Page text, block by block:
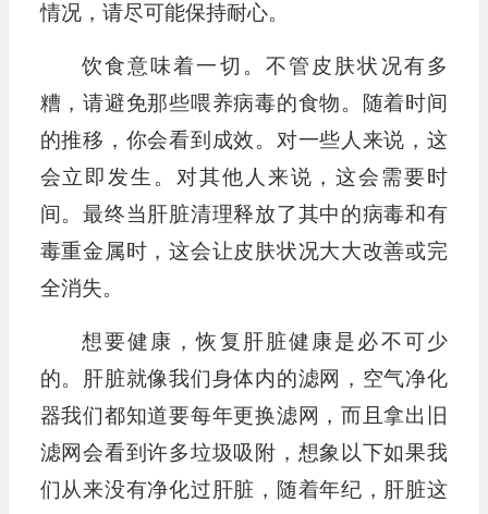
情况，请尽可能保持耐心。
饮食意味着一切。不管皮肤状况有多
糟，请避免那些喂养病毒的食物。随着时间
的推移，你会看到成效。对一些人来说，这
会立即发生。对其他人来说，这会需要时
间。最终当肝脏清理释放了其中的病毒和有
毒重金属时，这会让皮肤状况大大改善或完
全消失。
想要健康，恢复肝脏健康是必不可少
的。肝脏就像我们身体内的滤网，空气净化
器我们都知道要每年更换滤网，而且拿出旧
滤网会看到许多垃圾吸附，想象以下如果我
们从来没有净化过肝脏，随着年纪，肝脏这